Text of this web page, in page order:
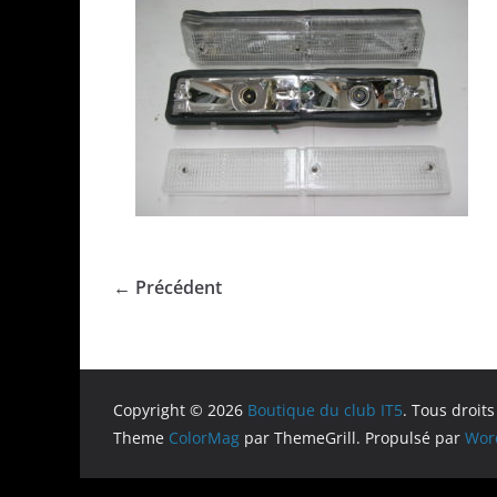
← Précédent
Copyright © 2026 Boutique du club IT5. Tous
Theme ColorMag par ThemeGrill. Propulsé par